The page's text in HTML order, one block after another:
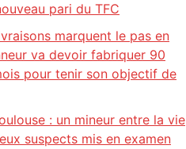
pari du TFC
marquent le pas en
va devoir fabriquer 90
pour tenir son objectif de
: un mineur entre la vie
suspects mis en examen